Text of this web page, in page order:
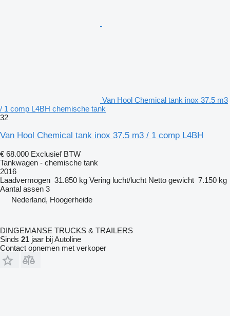
Van Hool Chemical tank inox 37.5 m3
/ 1 comp L4BH chemische tank
32
Van Hool Chemical tank inox 37.5 m3 / 1 comp L4BH
€ 68.000 Exclusief BTW
Tankwagen - chemische tank
2016
Laadvermogen 31.850 kg Vering lucht/lucht Netto gewicht 7.150 kg
Aantal assen 3
Nederland, Hoogerheide
DINGEMANSE TRUCKS & TRAILERS
Sinds 21 jaar bij Autoline
Contact opnemen met verkoper